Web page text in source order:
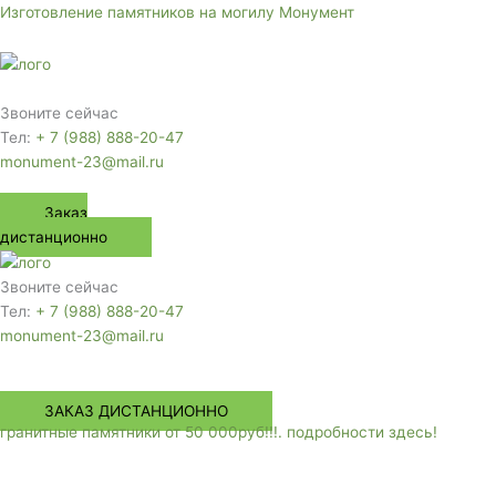
Перейти
содержимому
Изготовление памятников на могилу Монумент
Звоните сейчас
Тел: + 7 (988) 888-20-47
monument-23@mail.ru
Заказ
дистанционно
Звоните сейчас
Тел: + 7 (988) 888-20-47
monument-23@mail.ru
Меню
ЗАКАЗ ДИСТАНЦИОННО
гранитные памятники от 50 000руб!!!. подробности здесь!